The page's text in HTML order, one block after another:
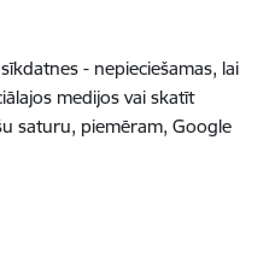
- nepieciešamas, lai
medijos vai skatīt
saturu, piemēram, Google